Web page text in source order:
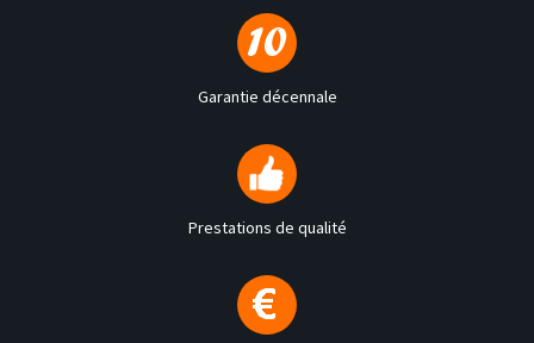
Garantie décennale
Prestations de qualité